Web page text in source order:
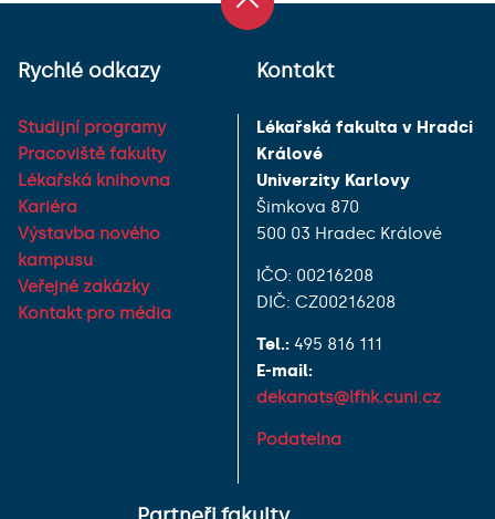
Rychlé odkazy
Studijní programy
Pracoviště fakulty
Lékařská knihovna
Kariéra
Výstavba nového
kampusu
Veřejné zakázky
Kontakt pro média
Kontakt
Lékařská fakulta v Hradci
Králové
Univerzity Karlovy
Šimkova 870
500 03 Hradec Králové
IČO: 00216208
DIČ: CZ00216208
Tel.: 495 816 111
E-mail:
dekanats@lfhk.cuni.cz
Podatelna